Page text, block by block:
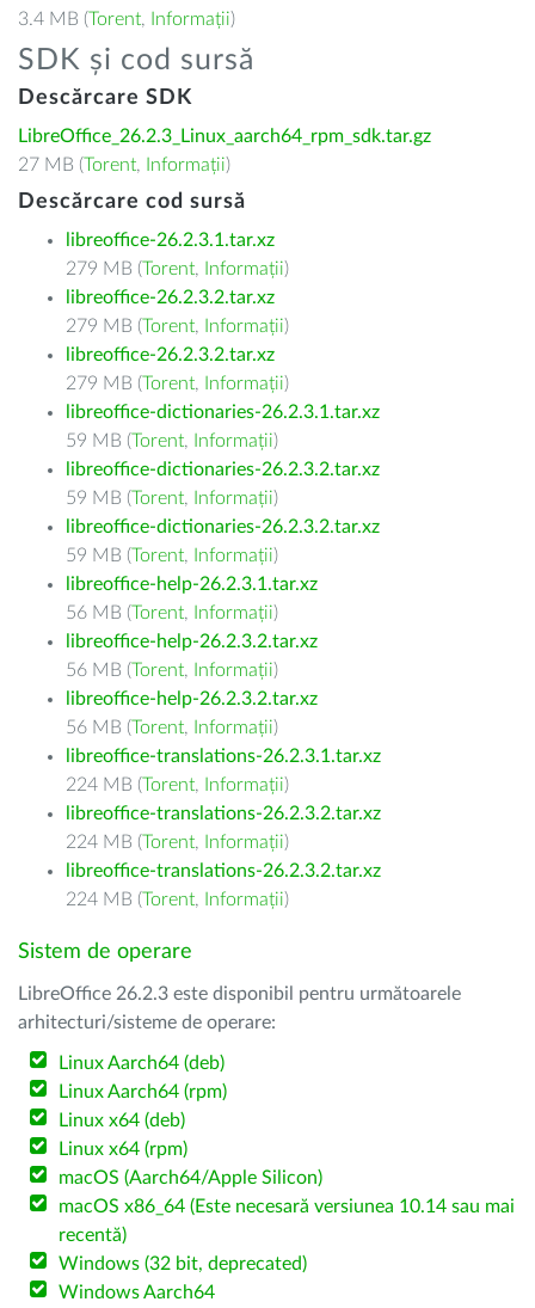
3.4 MB (Torent, Informații)
SDK și cod sursă
Descărcare SDK
LibreOffice_26.2.3_Linux_aarch64_rpm_sdk.tar.gz
27 MB (Torent, Informații)
Descărcare cod sursă
libreoffice-26.2.3.1.tar.xz
279 MB (Torent, Informații)
libreoffice-26.2.3.2.tar.xz
279 MB (Torent, Informații)
libreoffice-26.2.3.2.tar.xz
279 MB (Torent, Informații)
libreoffice-dictionaries-26.2.3.1.tar.xz
59 MB (Torent, Informații)
libreoffice-dictionaries-26.2.3.2.tar.xz
59 MB (Torent, Informații)
libreoffice-dictionaries-26.2.3.2.tar.xz
59 MB (Torent, Informații)
libreoffice-help-26.2.3.1.tar.xz
56 MB (Torent, Informații)
libreoffice-help-26.2.3.2.tar.xz
56 MB (Torent, Informații)
libreoffice-help-26.2.3.2.tar.xz
56 MB (Torent, Informații)
libreoffice-translations-26.2.3.1.tar.xz
224 MB (Torent, Informații)
libreoffice-translations-26.2.3.2.tar.xz
224 MB (Torent, Informații)
libreoffice-translations-26.2.3.2.tar.xz
224 MB (Torent, Informații)
Sistem de operare
LibreOffice 26.2.3 este disponibil pentru următoarele
arhitecturi/sisteme de operare:
Linux Aarch64 (deb)
Linux Aarch64 (rpm)
Linux x64 (deb)
Linux x64 (rpm)
macOS (Aarch64/Apple Silicon)
macOS x86_64 (Este necesară versiunea 10.14 sau mai
recentă)
Windows (32 bit, deprecated)
Windows Aarch64